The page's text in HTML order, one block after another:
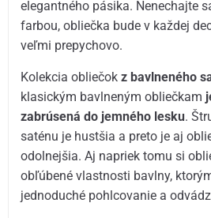
elegantného pásika. Nenechajte
farbou, obliečka bude v každej
veľmi prepychovo.
Kolekcia obliečok z bavlneného
klasickým bavlneným obliečkam
zabrúsená do jemného lesku.
saténu je hustšia a preto je aj
odolnejšia. Aj napriek tomu si
obľúbené vlastnosti bavlny,
jednoduché pohlcovanie a